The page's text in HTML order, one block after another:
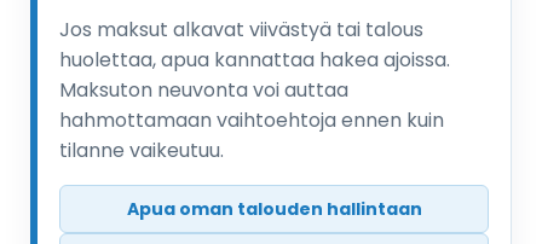
Jos maksut alkavat viivästyä tai talous
huolettaa, apua kannattaa hakea ajoissa.
Maksuton neuvonta voi auttaa
hahmottamaan vaihtoehtoja ennen kuin
tilanne vaikeutuu.
Apua oman talouden hallintaan